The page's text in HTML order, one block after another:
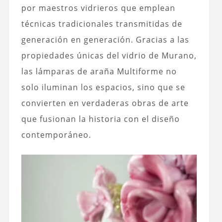
por maestros vidrieros que emplean
técnicas tradicionales transmitidas de
generación en generación. Gracias a las
propiedades únicas del vidrio de Murano,
las lámparas de araña Multiforme no
solo iluminan los espacios, sino que se
convierten en verdaderas obras de arte
que fusionan la historia con el diseño
contemporáneo.